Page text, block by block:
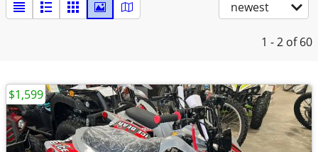
newest
1 - 2 of 60
$1,599